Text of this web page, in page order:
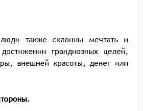
также склонны мечтать и
грандиозных целей,
внешней красоты, денег или